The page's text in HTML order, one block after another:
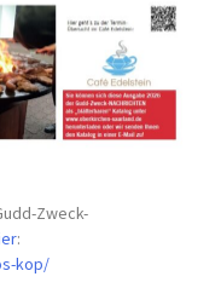
Zweck-
:
kop/